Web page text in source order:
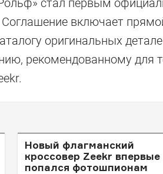
стал первым
включает
оригинальных
рекомендованному для
Новый флагманский
кроссовер Zeekr впервые
попался фотошпионам